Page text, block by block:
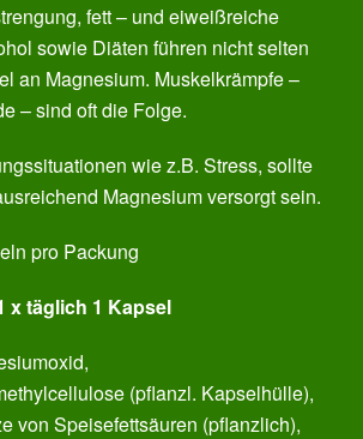
fett – und eiweißreiche
sowie Diäten führen nicht selten
an Magnesium. Muskelkrämpfe –
– sind oft die Folge.
wie z.B. Stress, sollte
Magnesium versorgt sein.
pro Packung
x täglich 1 Kapsel
(pflanzl. Kapselhülle),
von Speisefettsäuren (pflanzlich),